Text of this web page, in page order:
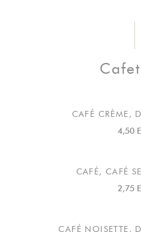
CAFÉ CRÈME,
4,50
CAFÉ, CAFÉ
2,75
CAFÉ NOISETTE,